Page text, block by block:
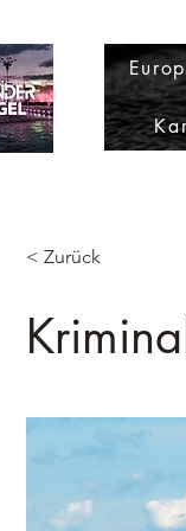
< Zurück